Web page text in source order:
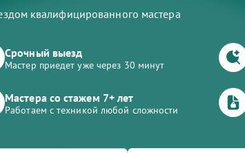
квалифицированного мастера
Срочный выезд
Мастер приедет уже через 30 минут
Мастера со стажем 7+ лет
Работаем с техникой любой сложности